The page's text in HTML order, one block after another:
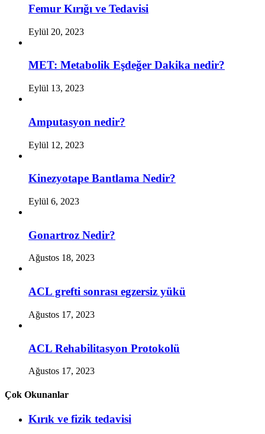
Femur Kırığı ve Tedavisi
Eylül 20, 2023
MET: Metabolik Eşdeğer Dakika nedir?
Eylül 13, 2023
Amputasyon nedir?
Eylül 12, 2023
Kinezyotape Bantlama Nedir?
Eylül 6, 2023
Gonartroz Nedir?
Ağustos 18, 2023
ACL grefti sonrası egzersiz yükü
Ağustos 17, 2023
ACL Rehabilitasyon Protokolü
Ağustos 17, 2023
Çok Okunanlar
Kırık ve fizik tedavisi